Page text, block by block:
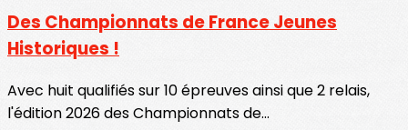
Des Championnats de France Jeunes
Historiques !
Avec huit qualifiés sur 10 épreuves ainsi que 2 relais,
l'édition 2026 des Championnats de...